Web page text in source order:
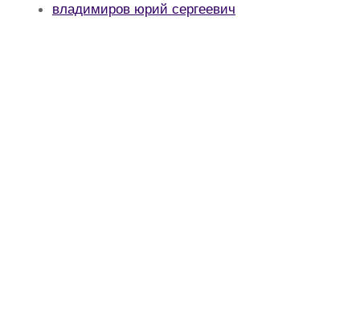
владимиров юрий сергеевич